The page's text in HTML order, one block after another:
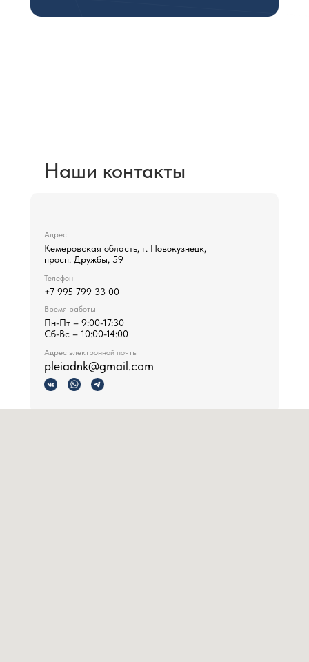
Наши контакты
Адрес
Кемеровская область, г. Новокузнецк,
просп. Дружбы, 59
Телефон
+7 995 799 33 00
Время работы
Пн-Пт – 9:00-17:30
Сб-Вс – 10:00-14:00
Адрес электронной почты
pleiadnk@gmail.com